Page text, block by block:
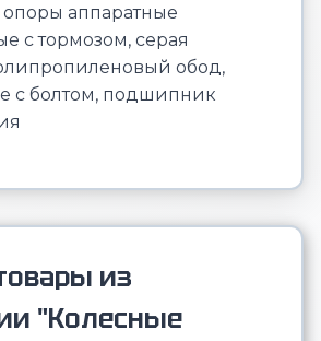
аппаратные
с тормозом, серая
обод,
с болтом, подшипник
из
"Колесные